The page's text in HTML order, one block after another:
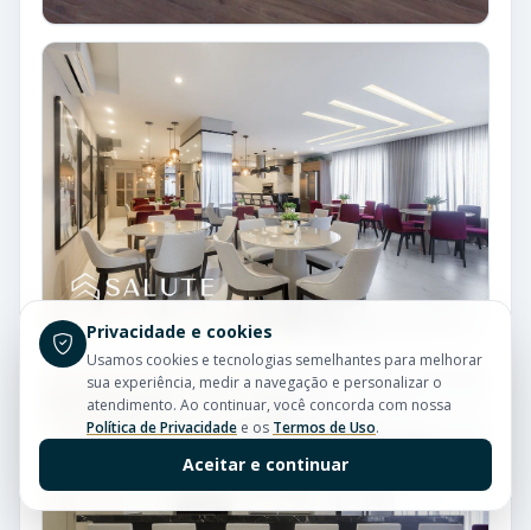
Privacidade e cookies
Usamos cookies e tecnologias semelhantes para melhorar
sua experiência, medir a navegação e personalizar o
atendimento. Ao continuar, você concorda com nossa
Política de Privacidade e os Termos de Uso.
Aceitar e continuar